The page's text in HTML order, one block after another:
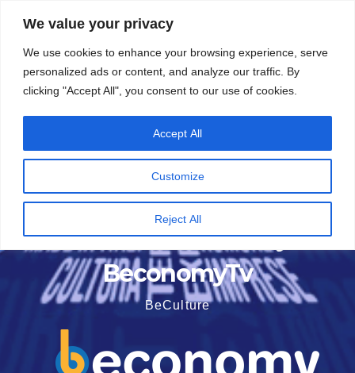
We value your privacy
We use cookies to enhance your browsing experience, serve
personalized ads or content, and analyze our traffic. By
clicking "Accept All", you consent to our use of cookies.
Customize
Reject All
Accept All
contenuto
5 Agosto 2026
BeconomyTv
BeCulture